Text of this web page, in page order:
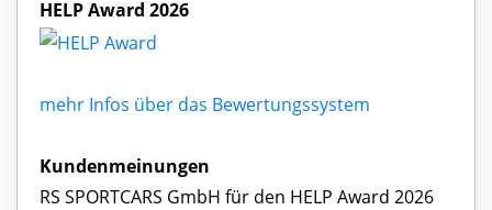
HELP Award 2026
mehr Infos über das Bewertungssystem
Kundenmeinungen
RS SPORTCARS GmbH für den HELP Award 2026